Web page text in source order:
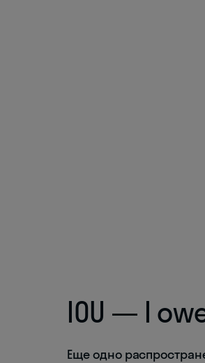
IOU — I
Еще одно